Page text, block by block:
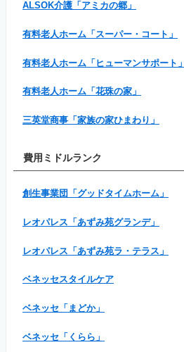
ALSOK介護「アミカの郷」
有料老人ホーム「スーパー・コート」
有料老人ホーム「ヒューマンサポート」
有料老人ホーム「花珠の家」
三英堂商事「家族の家ひまわり」
費用ミドルランク
創生事業団「グッドタイムホーム」
レオパレス「あずみ苑グランデ」
レオパレス「あずみ苑ラ・テラス」
ベネッセスタイルケア
ベネッセ「まどか」
ベネッセ「くらら」